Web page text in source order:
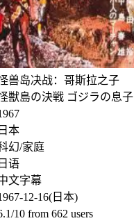
决战：哥斯拉之子
の決戦 ゴジラの息子
/家庭
字幕
12-16(日本)
from 662 users